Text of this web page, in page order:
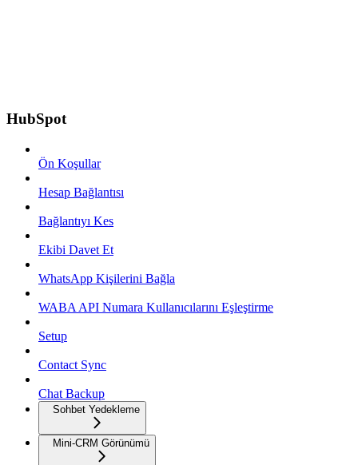
HubSpot
Ön Koşullar
Hesap Bağlantısı
Bağlantıyı Kes
Ekibi Davet Et
WhatsApp Kişilerini Bağla
WABA API Numara Kullanıcılarını Eşleştirme
Setup
Contact Sync
Chat Backup
Sohbet Yedekleme
Mini-CRM Görünümü